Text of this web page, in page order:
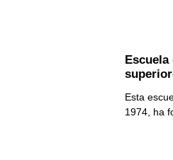
Esta
1974, ha